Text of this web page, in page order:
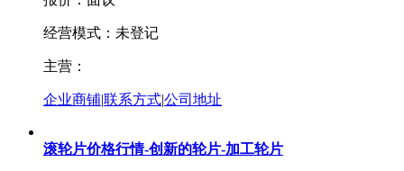
经营模式：未登记
主营：
企业商铺|联系方式|公司地址
滚轮片价格行情-创新的轮片-加工轮片